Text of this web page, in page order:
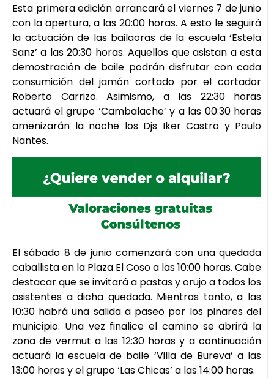
Esta primera edición arrancará el viernes 7 de junio
con la apertura, a las 20:00 horas. A esto le seguirá
la actuación de las bailaoras de la escuela ‘Estela
Sanz’ a las 20:30 horas. Aquellos que asistan a esta
demostración de baile podrán disfrutar con cada
consumición del jamón cortado por el cortador
Roberto Carrizo. Asimismo, a las 22:30 horas
actuará el grupo ‘Cambalache’ y a las 00:30 horas
amenizarán la noche los Djs Iker Castro y Paulo
Nantes.
El sábado 8 de junio comenzará con una quedada
caballista en la Plaza El Coso a las 10:00 horas. Cabe
destacar que se invitará a pastas y orujo a todos los
asistentes a dicha quedada. Mientras tanto, a las
10:30 habrá una salida a paseo por los pinares del
municipio. Una vez finalice el camino se abrirá la
zona de vermut a las 12:30 horas y a continuación
actuará la escuela de baile ‘Villa de Bureva’ a las
13:00 horas y el grupo ‘Las Chicas’ a las 14:00 horas.